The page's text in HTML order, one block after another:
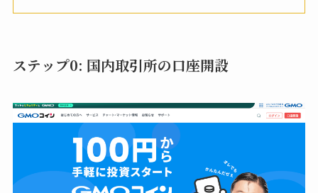
ステップ0: 国内取引所の口座開設